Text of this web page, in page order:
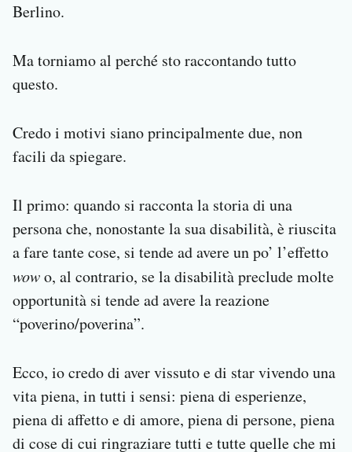
Berlino.
Ma torniamo al perché sto raccontando tutto
questo.
Credo i motivi siano principalmente due, non
facili da spiegare.
Il primo: quando si racconta la storia di una
persona che, nonostante la sua disabilità, è riuscita
a fare tante cose, si tende ad avere un po’ l’effetto
wowo, al contrario, se la disabilità preclude molte
opportunità si tende ad avere la reazione
“poverino/poverina”.
Ecco, io credo di aver vissuto e di star vivendo una
vita piena, in tutti i sensi: piena di esperienze,
piena di affetto e di amore, piena di persone, piena
di cose di cui ringraziare tutti e tutte quelle che mi